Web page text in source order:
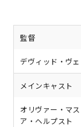
監督
デヴィッド・ヴ
メインキャスト
オリヴァー・マ
ア・ヘルプスト